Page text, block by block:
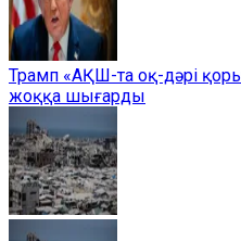
Трамп «АҚШ-та оқ-дәрі
жоққа шығарды